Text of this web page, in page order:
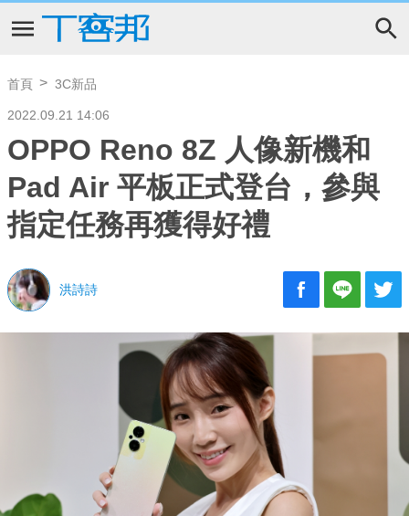
首頁 3C新品
2022.09.21 14:06
OPPO Reno 8Z 人像新機和
Pad Air 平板正式登台，參與
指定任務再獲得好禮
洪詩詩